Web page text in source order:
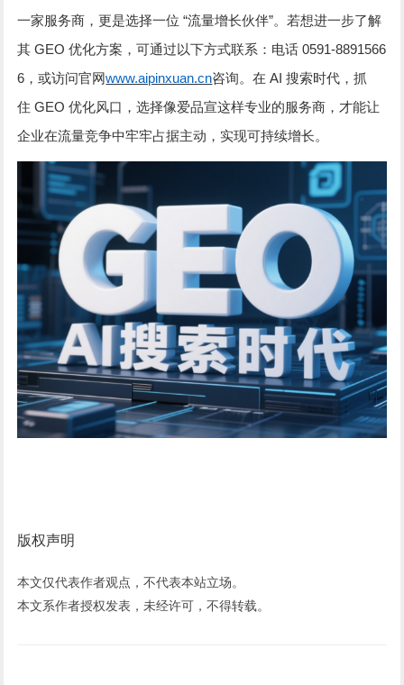
一家服务商，更是选择一位“流量增长伙伴”。若想进一步了解
其GEO优化方案，可通过以下方式联系：电话0591-8891566
6 ，或访问官网www.aipinxuan.cn咨询。在 AI搜索时代，抓
住GEO优化风口，选择像爱品宣这样专业的服务商，才能让
企业在流量竞争中牢牢占据主动，实现可持续增长。
版权声明
本文仅代表作者观点，不代表本站立场。
本文系作者授权发表，未经许可，不得转载。